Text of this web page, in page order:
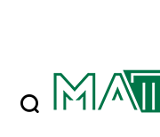
Nyilvános